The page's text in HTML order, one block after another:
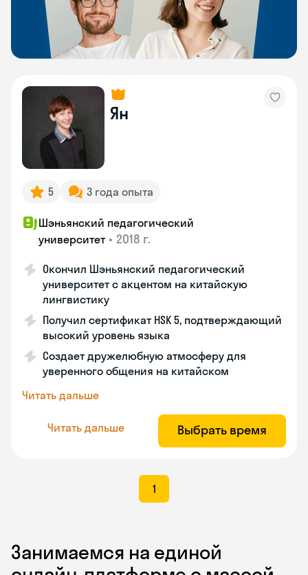
Ян
5 3 года опыта
Шэньянский педагогический
университет • 2018 г.
Окончил Шэньянский педагогический
университет с акцентом на китайскую
лингвистику
Получил сертификат HSK 5, подтверждающий
высокий уровень языка
Создает дружелюбную атмосферу для
уверенного общения на китайском
Читать дальше
Читать дальше Выбрать время
1
Занимаемся на единой